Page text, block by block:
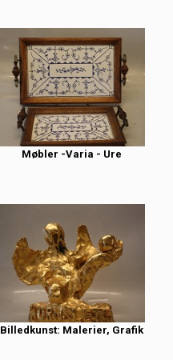
Møbler -Varia - Ure
Billedkunst: Malerier, Grafik